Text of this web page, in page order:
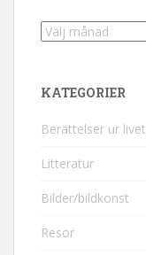
Arkiv
KATEGORIER
Berättelser ur livet
Litteratur
Bilder/bildkonst
Resor